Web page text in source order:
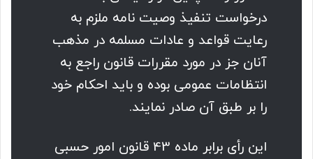
درخواست تنفیذ وصیت نامه ملزم به
رعایت قواعد و عادات مسلمه در مذهب
آنان جز در مورد مقررات قانون راجع به
انتظامات عمومی بوده و باید احکام خود
را بر طبق آن صادر نمایند.
این رأی برابر ماده 43 قانون امور حسبی